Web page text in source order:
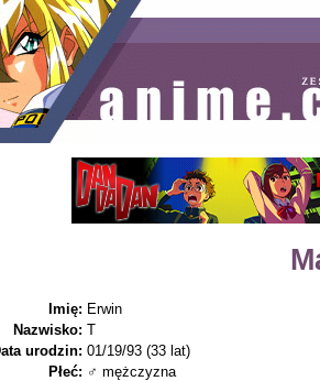
Imię: Erwin
Nazwisko: T
urodzin: 01/19/93 (33 lat)
Płeć: ♂ mężczyzna